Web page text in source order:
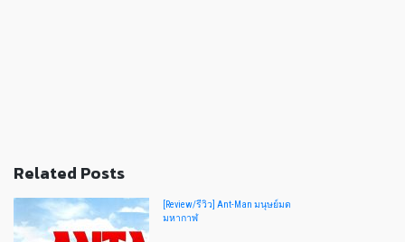
Related Posts
[Review/รีวิว] Ant-Man มนุษย์มด
มหากาฬ